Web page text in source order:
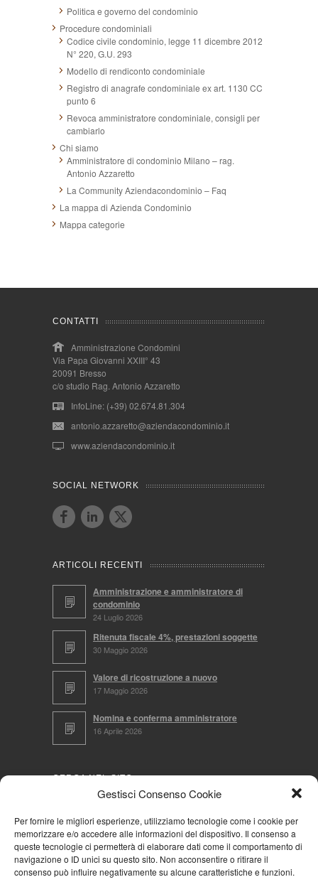
Gestisci Consenso Cookie
Per fornire le migliori esperienze, utilizziamo tecnologie come i cookie per
memorizzare e/o accedere alle informazioni del dispositivo. Il consenso a
queste tecnologie ci permetterà di elaborare dati come il comportamento di
navigazione o ID unici su questo sito. Non acconsentire o ritirare il
consenso può influire negativamente su alcune caratteristiche e funzioni.
Politica e governo del condominio
Procedure condominiali
Codice civile condominio, legge 11 dicembre 2012
N° 220, G.U. 293
Modello di rendiconto condominiale
Registro di anagrafe condominiale ex art. 1130 CC
punto 6
Revoca amministratore condominiale, consigli per
cambiarlo
Chi siamo
Amministratore di condominio Milano – rag.
Antonio Azzaretto
La Community Aziendacondominio – Faq
La mappa di Azienda Condominio
Mappa categorie
CONTATTI
Amministrazione Condomini
Via Papa Giovanni XXIII° 43
20091 Bresso
c/o studio Rag. Antonio Azzaretto
InfoLine: (+39) 02.674.81.304
antonio.azzaretto@aziendacondominio.it
www.aziendacondominio.it
SOCIAL NETWORK
ARTICOLI RECENTI
Amministrazione e amministratore di
condominio
24 Luglio 2026
Ritenuta fiscale 4%, prestazioni soggette
30 Maggio 2026
Valore di ricostruzione a nuovo
17 Maggio 2026
Nomina e conferma amministratore
16 Aprile 2026
CERCA NEL SITO
NAVIGA PER
Mappa completa